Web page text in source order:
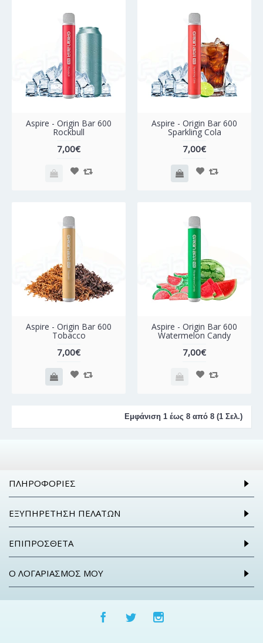
Aspire - Origin Bar 600
Rockbull
7,00€
Aspire - Origin Bar 600
Sparkling Cola
7,00€
Aspire - Origin Bar 600
Tobacco
7,00€
Aspire - Origin Bar 600
Watermelon Candy
7,00€
Εμφάνιση 1 έως 8 από 8 (1 Σελ.)
ΠΛΗΡΟΦΟΡΊΕΣ
ΕΞΥΠΗΡΈΤΗΣΗ ΠΕΛΑΤΏΝ
ΕΠΙΠΡΌΣΘΕΤΑ
Ο ΛΟΓΑΡΙΑΣΜΌΣ ΜΟΥ